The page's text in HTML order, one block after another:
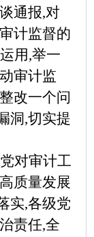
通报,对
计监督的
用,举一
审计监
改一个问
洞,切实提
对审计工
质量发展
实,各级党
责任,全